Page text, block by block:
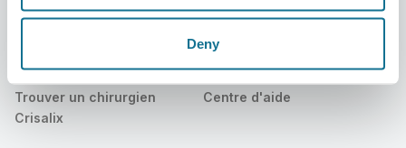
Deny
Trouver un chirurgien
Crisalix
Centre d'aide